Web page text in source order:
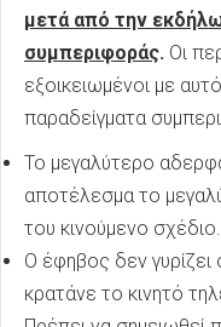
μετά από την
συμπεριφοράς. Οι
εξοικειωμένοι με
παραδείγματα
Το μεγαλύτερο
αποτέλεσμα το
του κινούμενο σχέδιο.
Ο έφηβος δεν γυρίζει
κρατάνε το κινητό